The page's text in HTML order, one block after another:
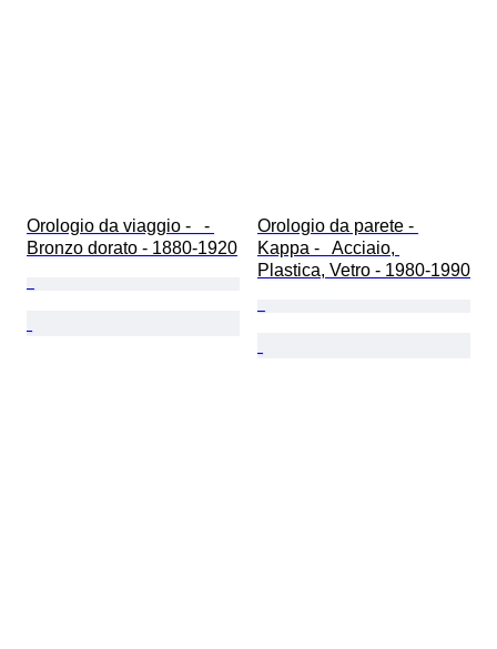
Orologio da viaggio -   -
Bronzo dorato - 1880-1920
Orologio da parete -
Kappa -   Acciaio,
Plastica, Vetro - 1980-1990